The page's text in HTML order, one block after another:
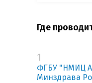
Где
1
ФГБУ "НМИЦ
Минздрава